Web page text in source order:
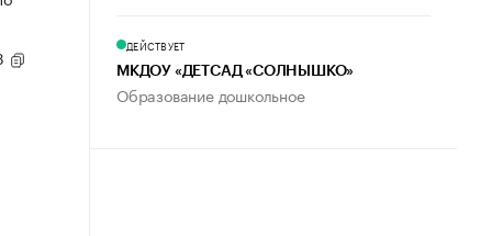
ДЕЙСТВУЕТ
МКДОУ «ДЕТСАД «СОЛНЫШКО»
Образование дошкольное